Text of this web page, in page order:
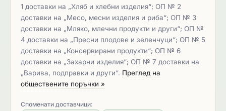
1 доставки на „Хляб и хлебни изделия“; ОП № 2
доставки на „Месо, месни изделия и риба“; ОП № 3
доставки на „Мляко, млечни продукти и други“; ОП №
4 доставки на „Пресни плодове и зеленчуци“; ОП № 5
доставки на „Консервирани продукти“; ОП № 6
доставки на „Захарни изделия“; ОП № 7 доставки на
„Варива, подправки и други“. Преглед на
обществените поръчки »
Споменати доставчици: